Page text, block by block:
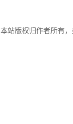
本站版权归作者所有